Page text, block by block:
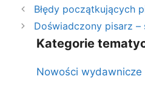
Błędy początkujących
Doświadczony pisarz
Kategorie
Nowości wydawnicze